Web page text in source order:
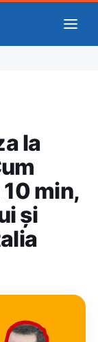
la
min,
și